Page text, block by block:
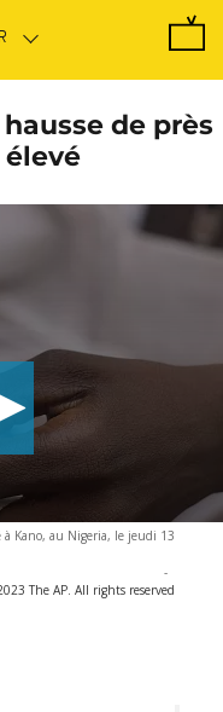
de près
Kano, au Nigeria, le jeudi 13
-
The AP. All rights reserved